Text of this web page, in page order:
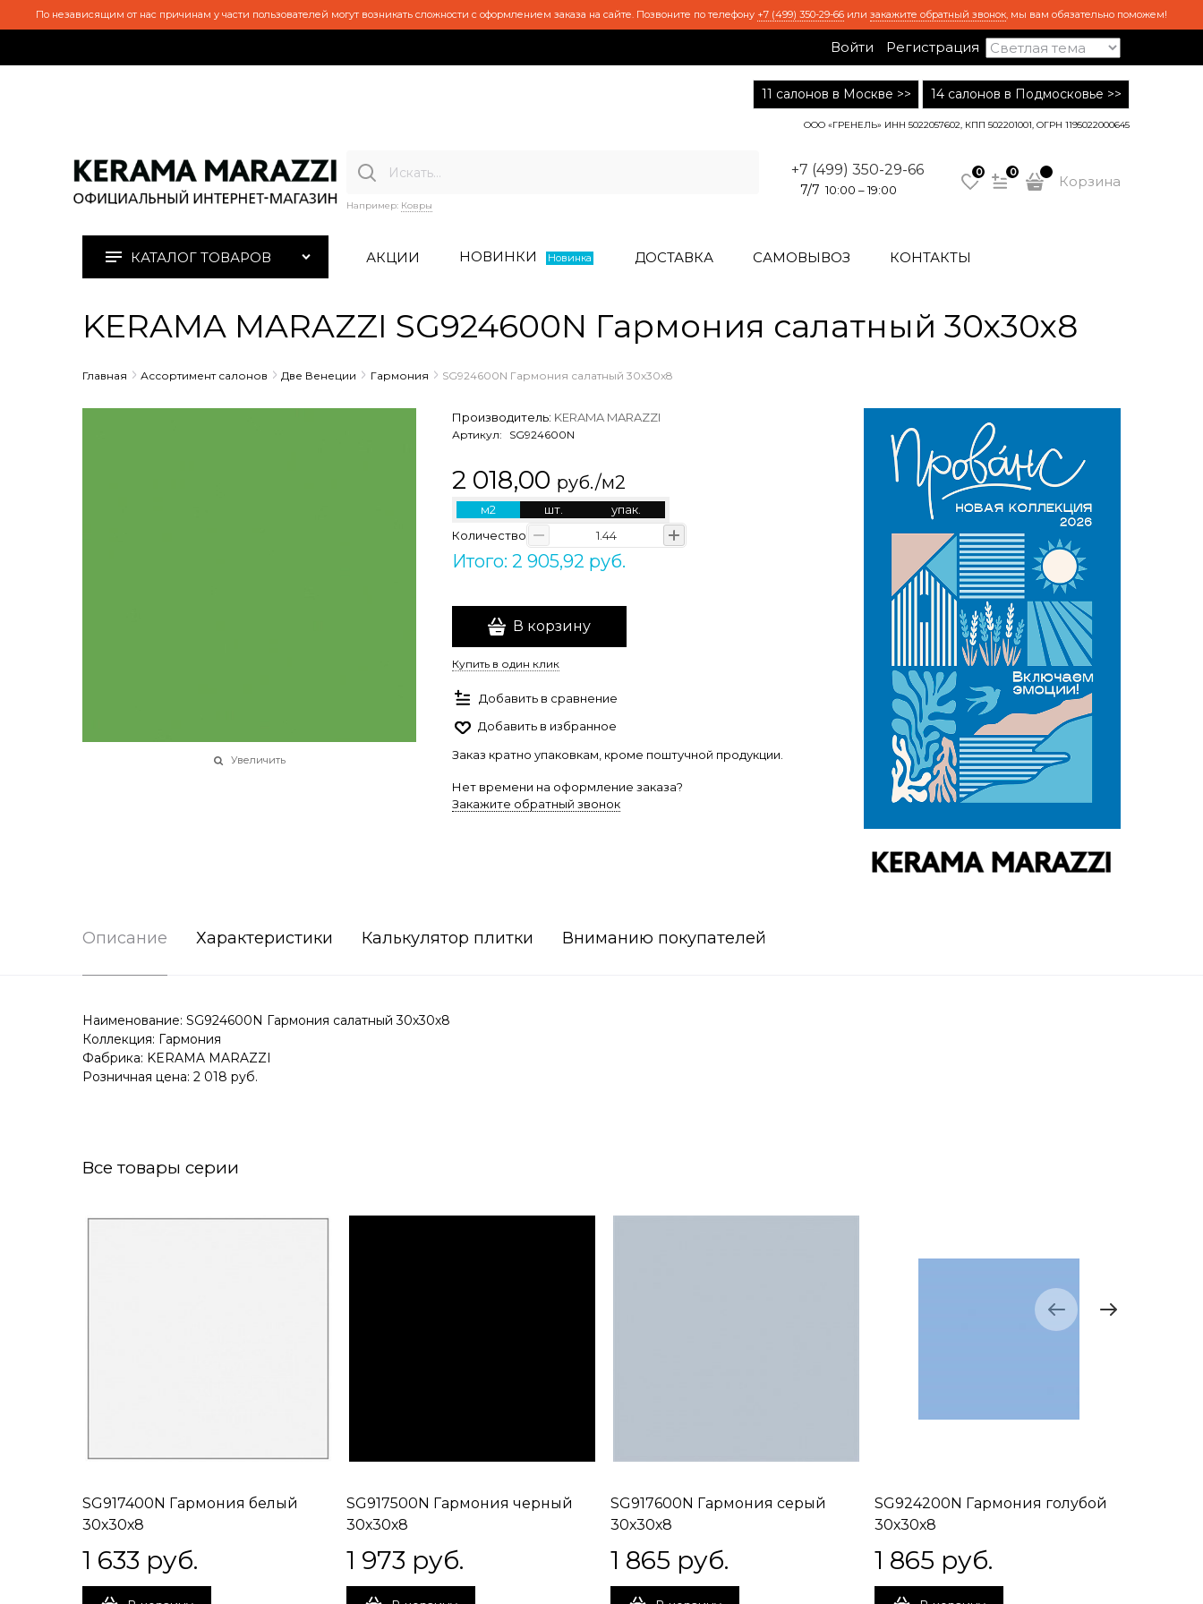
По независящим от нас причинам у части пользователей могут возникать сложности с оформлением заказа на сайте. Позвоните по телефону +7 (499) 350-29-66 или закажите обратный звонок, мы вам обязательно поможем!
Войти Регистрация
11 салонов в Москве >> 14 салонов в Подмосковье >>
ООО «ГРЕНЕЛЬ» ИНН 5022057602, КПП 502201001, ОГРН 1195022000645
Например: Ковры
+7 (499) 350-29-66
7/7 10:00 – 19:00
0 0
Корзина
КАТАЛОГ ТОВАРОВ АКЦИИ НОВИНКИ Новинка ДОСТАВКА САМОВЫВОЗ КОНТАКТЫ
KERAMA MARAZZI SG924600N Гармония салатный 30х30х8
Главная Ассортимент салонов Две Венеции Гармония SG924600N Гармония салатный 30х30х8
Увеличить
Производитель: KERAMA MARAZZI
Артикул: SG924600N
2 018,00 руб./м2
м2 шт.
упак.
Количество
Итого: 2 905,92 руб.
В корзину
Купить в один клик
Добавить в сравнение
Добавить в избранное
Заказ кратно упаковкам, кроме поштучной продукции.
Нет времени на оформление заказа?
Закажите обратный звонок
Описание Характеристики Калькулятор плитки Вниманию покупателей
Наименование: SG924600N Гармония салатный 30х30х8
Коллекция: Гармония
Фабрика: KERAMA MARAZZI
Розничная цена: 2 018 руб.
Все товары серии
SG917400N Гармония белый
30х30х8
1 633 руб.
SG917500N Гармония черный
30х30х8
1 973 руб.
SG917600N Гармония серый
30х30х8
1 865 руб.
SG924200N Гармония голубой
30х30х8
1 865 руб.